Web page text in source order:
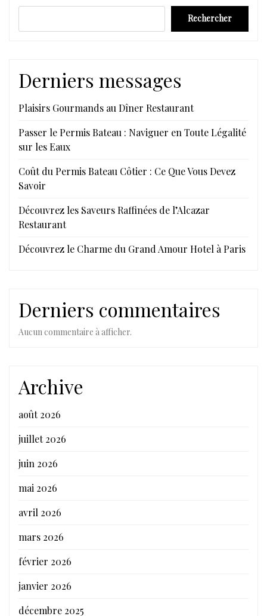
Rechercher
Derniers messages
Plaisirs Gourmands au Dîner Restaurant
Passer le Permis Bateau : Naviguer en Toute Légalité
sur les Eaux
Coût du Permis Bateau Côtier : Ce Que Vous Devez
Savoir
Découvrez les Saveurs Raffinées de l’Alcazar
Restaurant
Découvrez le Charme du Grand Amour Hotel à Paris
Derniers commentaires
Aucun commentaire à afficher.
Archive
août 2026
juillet 2026
juin 2026
mai 2026
avril 2026
mars 2026
février 2026
janvier 2026
décembre 2025